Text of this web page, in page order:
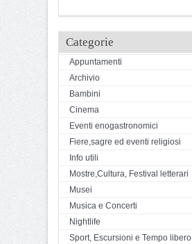
Categorie
Appuntamenti
Archivio
Bambini
Cinema
Eventi enogastronomici
Fiere,sagre ed eventi religiosi
Info utili
Mostre,Cultura, Festival letterari
Musei
Musica e Concerti
Nightlife
Sport, Escursioni e Tempo libero